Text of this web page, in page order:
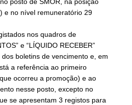
posto de SMOR, na posição
e no nível remuneratório 29
nos quadros de
e “LÍQUIDO RECEBER”
boletins de vencimento e, em
a referência ao primeiro
ocorreu a promoção) e ao
nesse posto, excepto no
se apresentam 3 registos para